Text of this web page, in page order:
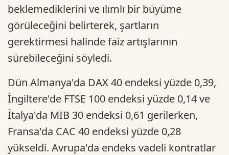
beklemediklerini ve ılımlı bir büyüme
görüleceğini belirterek, şartların
gerektirmesi halinde faiz artışlarının
sürebileceğini söyledi.
Dün Almanya'da DAX 40 endeksi yüzde 0,39,
İngiltere'de FTSE 100 endeksi yüzde 0,14 ve
İtalya'da MIB 30 endeksi 0,61 gerilerken,
Fransa'da CAC 40 endeksi yüzde 0,28
yükseldi. Avrupa'da endeks vadeli kontratlar